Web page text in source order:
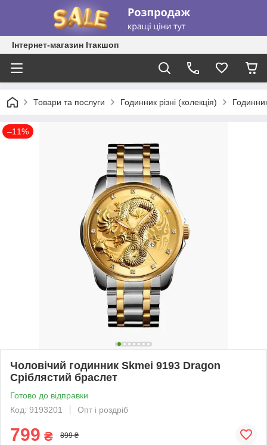
Інтернет-магазин Ітакшоп
Товари та послуги Годинник різні (колекція)
–11%
Чоловічий годинник Skmei 9193 Dragon
Сріблястий браслет
Готово до відправки
Код: 9193201
Опт і роздріб
799 ₴ 899 ₴